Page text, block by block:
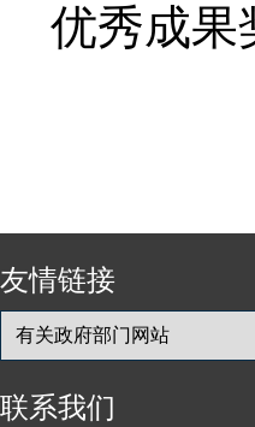
优秀成果
友情链接
联系我们